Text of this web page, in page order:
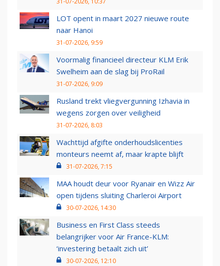
LOT opent in maart 2027 nieuwe route
naar Hanoi
31-07-2026, 9:59
Voormalig financieel directeur KLM Erik
Swelheim aan de slag bij ProRail
31-07-2026, 9:09
Rusland trekt vliegvergunning Izhavia in
wegens zorgen over veiligheid
31-07-2026, 8:03
Wachttijd afgifte onderhoudslicenties
monteurs neemt af, maar krapte blijft
31-07-2026, 7:15
MAA houdt deur voor Ryanair en Wizz Air
open tijdens sluiting Charleroi Airport
30-07-2026, 14:30
Business en First Class steeds
belangrijker voor Air France-KLM:
‘investering betaalt zich uit’
30-07-2026, 12:10